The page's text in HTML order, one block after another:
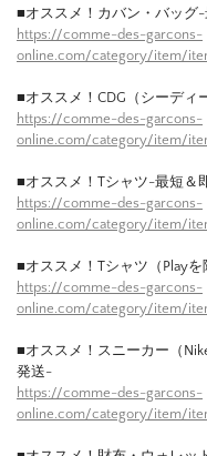
■オススメ！カバン・バッグ
https://comme-des-garcons-
online.com/category/item/
■オススメ！CDG（シーデ
https://comme-des-garcons-
online.com/category/item/
■オススメ！Tシャツ-最短＆
https://comme-des-garcons-
online.com/category/item/
■オススメ！Tシャツ（Play
https://comme-des-garcons-
online.com/category/item/
■オススメ！スニーカー（
発送-
https://comme-des-garcons-
online.com/category/item/